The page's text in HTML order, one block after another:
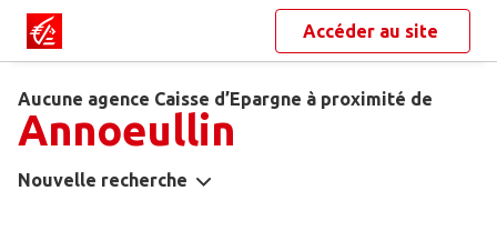
Accéder au site
Aucune agence Caisse d’Epargne à proximité de
Annoeullin
Nouvelle recherche